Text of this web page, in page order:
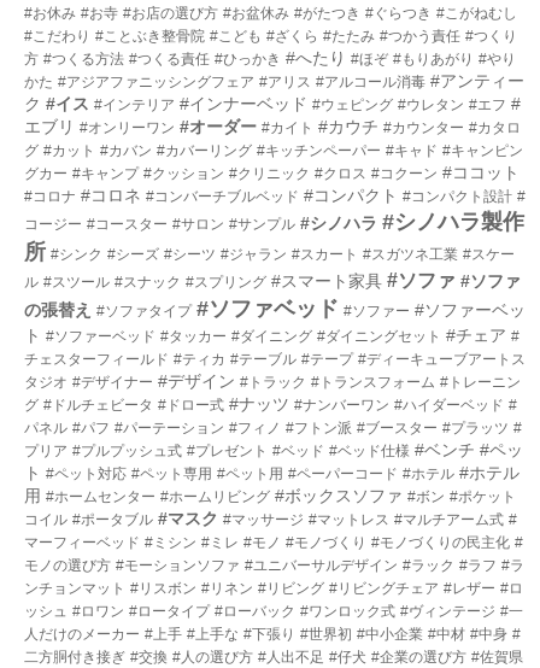
#お休み #お寺 #お店の選び方 #お盆休み #がたつき #ぐらつき #こがねむし
#こだわり #ことぶき整骨院 #こども #ざくら #たたみ #つかう責任 #つくり
方 #つくる方法 #つくる責任 #ひっかき #へたり #ほぞ #もりあがり #やり
かた #アジアファニッシングフェア #アリス #アルコール消毒 #アンティー
ク #イス #インテリア #インナーベッド #ウェピング #ウレタン #エフ #
エブリ #オンリーワン #オーダー #カイト #カウチ #カウンター #カタロ
グ #カット #カバン #カバーリング #キッチンペーパー #キャド #キャンピン
グカー #キャンプ #クッション #クリニック #クロス #コクーン #ココット
#コロナ #コロネ #コンバーチブルベッド #コンパクト #コンパクト設計 #
コージー #コースター #サロン #サンプル #シノハラ #シノハラ製作
所 #シンク #シーズ #シーツ #ジャラン #スカート #スガツネ工業 #スケー
ル #スツール #スナック #スプリング #スマート家具 #ソファ #ソファ
の張替え #ソファタイプ #ソファベッド #ソファー #ソファーベッ
ト #ソファーベッド #タッカー #ダイニング #ダイニングセット #チェア #
チェスターフィールド #ティカ #テーブル #テープ #ディーキューブアートス
タジオ #デザイナー #デザイン #トラック #トランスフォーム #トレーニン
グ #ドルチェビータ #ドロー式 #ナッツ #ナンバーワン #ハイダーベッド #
パネル #パフ #パーテーション #フィノ #フトン派 #ブースター #プラッツ #
プリア #プルプッシュ式 #プレゼント #ベッド #ベッド仕様 #ベンチ #ペッ
ト #ペット対応 #ペット専用 #ペット用 #ペーパーコード #ホテル #ホテル
用 #ホームセンター #ホームリビング #ボックスソファ #ボン #ポケット
コイル #ポータブル #マスク #マッサージ #マットレス #マルチアーム式 #
マーフィーベッド #ミシン #ミレ #モノ #モノづくり #モノづくりの民主化 #
モノの選び方 #モーションソファ #ユニバーサルデザイン #ラック #ラフ #ラ
ンチョンマット #リスボン #リネン #リビング #リビングチェア #レザー #ロ
ッシュ #ロワン #ロータイプ #ローバック #ワンロック式 #ヴィンテージ #一
人だけのメーカー #上手 #上手な #下張り #世界初 #中小企業 #中材 #中身 #
二方胴付き接ぎ #交換 #人の選び方 #人出不足 #仔犬 #企業の選び方 #佐賀県